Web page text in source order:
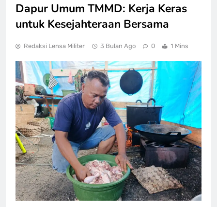
Dapur Umum TMMD: Kerja Keras
untuk Kesejahteraan Bersama
Redaksi Lensa Militer 3 Bulan Ago 0 1 Mins